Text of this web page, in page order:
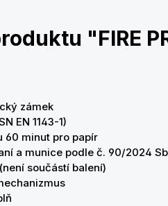
"FIRE
zámek
EN 1143-1)
60 minut pro papír
a munice podle č. 90/2024
součástí balení)